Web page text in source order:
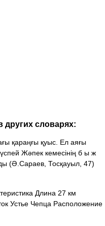
словарях:
қараңғы қуыс. Ел аяғы
Жәпек кемесінің б ы ж
(Ә.Сараев, Тосқауыл, 47)
Длина 27 км
Устье Чепца Расположение